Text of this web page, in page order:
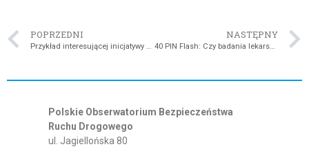
POPRZEDNI
Przykład interesującej inicjatywy #strefa mieszkańców
NASTĘPNY
40 PIN Flash: Czy badania lekarskie kierowców spełniają swój cel?
Polskie Obserwatorium Bezpieczeństwa
Ruchu Drogowego
ul. Jagiellońska 80